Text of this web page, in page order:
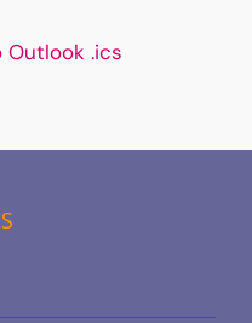
Outlook .ics